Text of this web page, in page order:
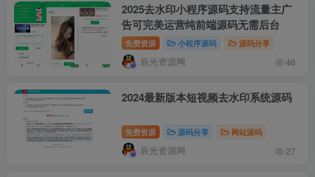
2025去水印小程序源码支持流量主广
告可完美运营纯前端源码无需后台
免费资源 小程序源码 源码分享
辰光资源网 46
2024最新版本短视频去水印系统源码
免费资源 源码分享 网站源码
辰光资源网 27